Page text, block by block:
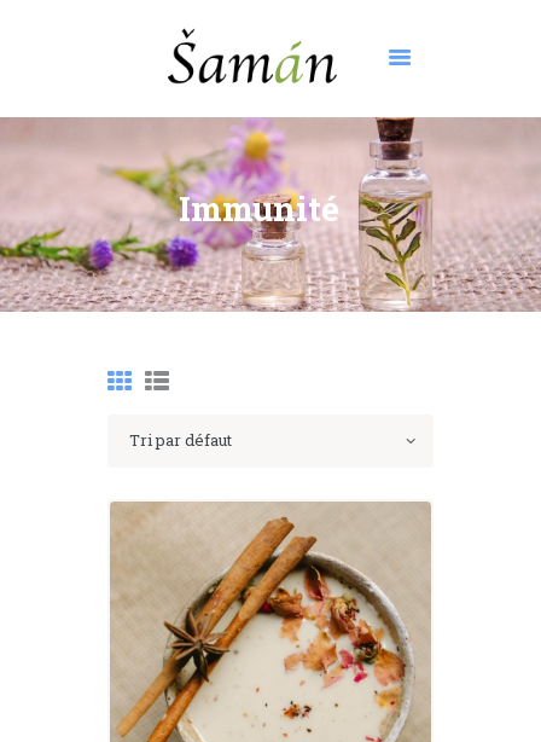
Immunité
ACCUEIL
À PROPOS
RENDEZ-VOUS
TARIFS
PRESTATIONS
BOUTIQUE